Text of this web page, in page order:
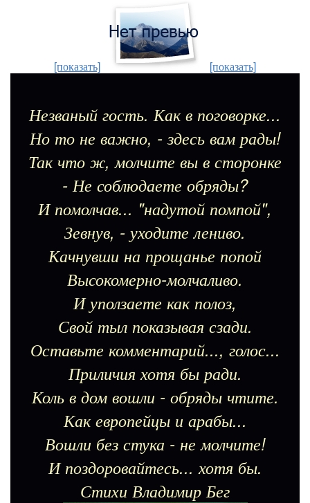
[показать] [показать]
Незваный гость. Как в поговорке...
Но то не важно, - здесь вам рады!
Так что ж, молчите вы в сторонке
- Не соблюдаете обряды?
И помолчав... "надутой помпой",
Зевнув, - уходите лениво.
Качнувши на прощанье попой
Высокомерно-молчаливо.
И уползаете как полоз,
Свой тыл показывая сзади.
Оставьте комментарий..., голос...
Приличия хотя бы ради.
Коль в дом вошли - обряды чтите.
Как европейцы и арабы...
Вошли без стука - не молчите!
И поздоровайтесь... хотя бы.
Стихи Владимир Бег